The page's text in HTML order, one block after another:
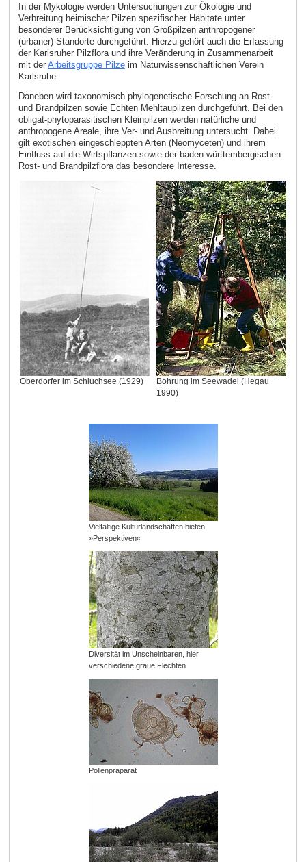
In der Mykologie werden Untersuchungen zur Ökologie und
Verbreitung heimischer Pilzen spezifischer Habitate unter
besonderer Berücksichtigung von Großpilzen anthropogener
(urbaner) Standorte durchgeführt. Hierzu gehört auch die Erfassung
der Karlsruher Pilzflora und ihre Veränderung in Zusammenarbeit
mit der Arbeitsgruppe Pilzeim Naturwissenschaftlichen Verein
Karlsruhe.
Daneben wird taxonomisch-phylogenetische Forschung an Rost-
und Brandpilzen sowie Echten Mehltaupilzen durchgeführt. Bei den
obligat-phytoparasitischen Kleinpilzen werden natürliche und
anthropogene Areale, ihre Ver- und Ausbreitung untersucht. Dabei
gilt exotischen eingeschleppten Arten (Neomyceten) und ihrem
Einfluss auf die Wirtspflanzen sowie der baden-württembergischen
Rost- und Brandpilzflora das besondere Interesse.
Oberdorfer im Schluchsee (1929)
Bohrung im Seewadel (Hegau
1990)
Vielfältige Kulturlandschaften bieten
»Perspektiven«
Diversität im Unscheinbaren, hier
verschiedene graue Flechten
Pollenpräparat